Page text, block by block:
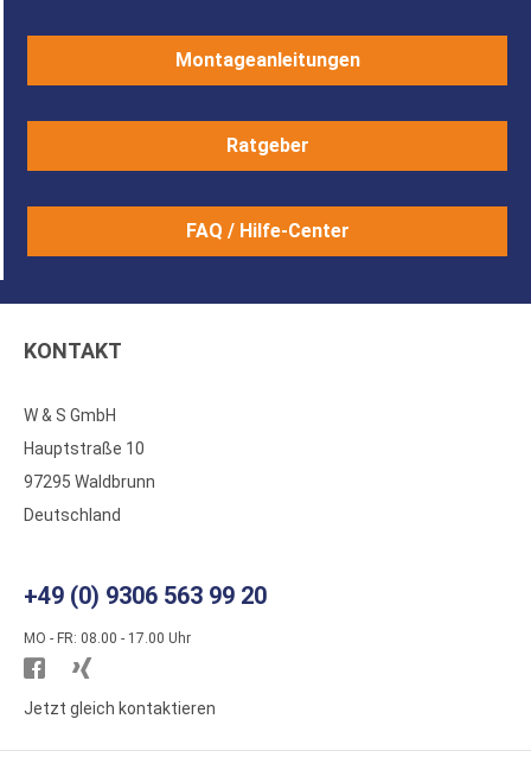
Montageanleitungen
Ratgeber
FAQ / Hilfe-Center
KONTAKT
W & S GmbH
Hauptstraße 10
97295 Waldbrunn
Deutschland
+49 (0) 9306 563 99 20
MO - FR: 08.00 - 17.00 Uhr
Besuchen
Sie
Sie
Jetzt gleich kontaktieren